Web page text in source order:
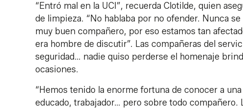
“Entró mal en la UCI”, recuerda Clotilde, quien
de limpieza. “No hablaba por no ofender. Nunca
muy buen compañero, por eso estamos tan
era hombre de discutir”. Las compañeras del
seguridad… nadie quiso perderse el homenaje
ocasiones.
“Hemos tenido la enorme fortuna de conocer a
educado, trabajador… pero sobre todo